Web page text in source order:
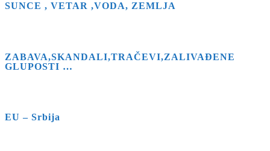
SUNCE , VETAR ,VODA, ZEMLJA
ZABAVA,SKANDALI,TRAČEVI,ZALIVAĐENE
GLUPOSTI …
EU – Srbija